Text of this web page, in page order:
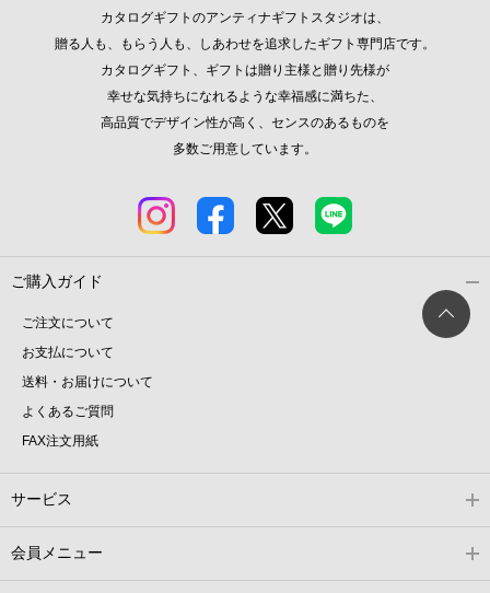
カタログギフトのアンティナギフトスタジオは、
贈る人も、もらう人も、しあわせを追求したギフト専門店です。
カタログギフト、ギフトは贈り主様と贈り先様が
幸せな気持ちになれるような幸福感に満ちた、
高品質でデザイン性が高く、センスのあるものを
多数ご用意しています。
ご購入ガイド
ご注文について
お支払について
送料・お届けについて
よくあるご質問
FAX注文用紙
サービス
会員メニュー